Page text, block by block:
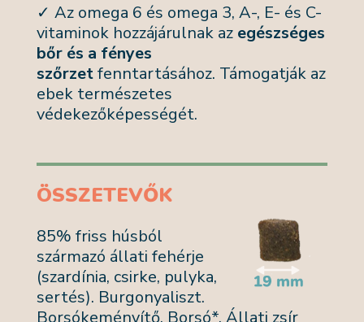
✓ Az omega 6 és omega 3, A-, E- és C-
vitaminok hozzájárulnak az egészséges
bőr és a fényes
szőrzetfenntartásához. Támogatják az
ebek természetes
védekezőképességét.
ÖSSZETEVŐK
85% friss húsból
származó állati fehérje
(szardínia, csirke, pulyka,
sertés). Burgonyaliszt.
Borsókeményítő. Borsó*. Állati zsír